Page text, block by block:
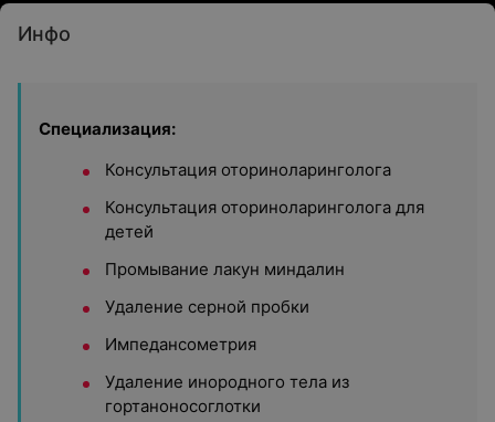
Инфо
Специализация:
Консультация оториноларинголога
Консультация оториноларинголога для
детей
Промывание лакун миндалин
Удаление серной пробки
Импедансометрия
Удаление инородного тела из
гортаноносоглотки